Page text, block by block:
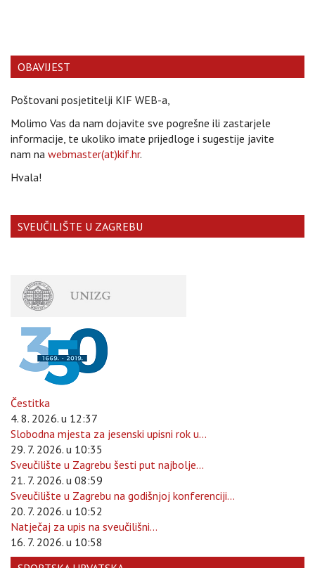
OBAVIJEST
Poštovani posjetitelji KIF WEB-a,
Molimo Vas da nam dojavite sve pogrešne ili zastarjele
informacije, te ukoliko imate prijedloge i sugestije javite
nam na webmaster(at)kif.hr.
Hvala!
SVEUČILIŠTE U ZAGREBU
Čestitka
4. 8. 2026. u 12:37
Slobodna mjesta za jesenski upisni rok u...
29. 7. 2026. u 10:35
Sveučilište u Zagrebu šesti put najbolje...
21. 7. 2026. u 08:59
Sveučilište u Zagrebu na godišnjoj konferenciji...
20. 7. 2026. u 10:52
Natječaj za upis na sveučilišni...
16. 7. 2026. u 10:58